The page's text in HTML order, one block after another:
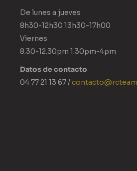
De lunes a jueves
8h30-12h30 13h30-17h00
Viernes
8.30-12.30pm 1.30pm-4pm
Datos de contacto
04 77 21 13 67 /